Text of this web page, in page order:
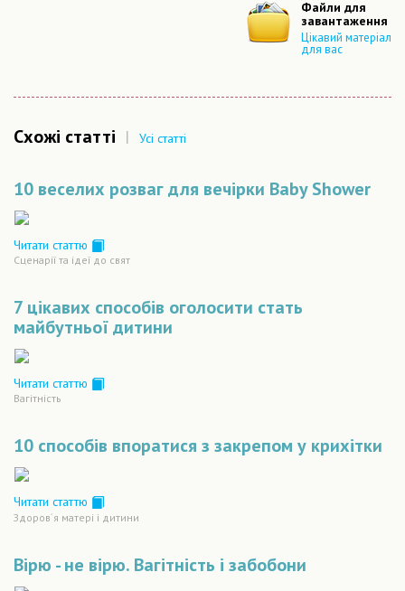
Файли для
завантаження
Цікавий матеріал
для вас
Схожі статті | Усі статті
10 веселих розваг для вечірки Baby Shower
Читати статтю
Сценарiї та iдеї до свят
7 цікавих способів оголосити стать
майбутньої дитини
Читати статтю
Вагiтнiсть
10 способів впоратися з закрепом у крихітки
Читати статтю
Здоров´я матері і дитини
Вірю - не вірю. Вагітність і забобони